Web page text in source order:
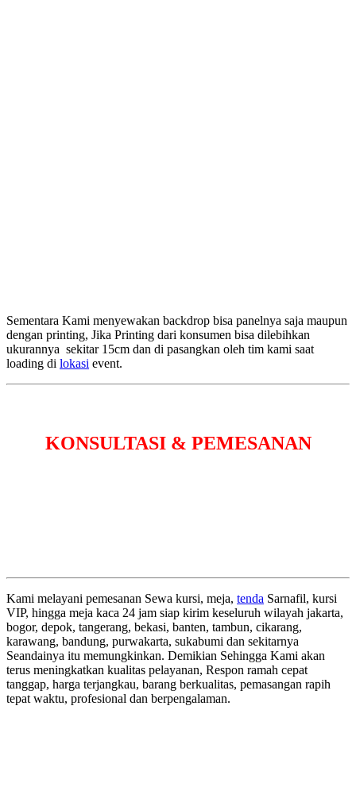
Sementara Kami menyewakan backdrop bisa panelnya saja maupun
dengan printing, Jika Printing dari konsumen bisa dilebihkan
ukurannya sekitar 15cm dan di pasangkan oleh tim kami saat
loading di lokasi event.
KONSULTASI & PEMESANAN
Kami melayani pemesanan Sewa kursi, meja, tenda Sarnafil, kursi
VIP, hingga meja kaca 24 jam siap kirim keseluruh wilayah jakarta,
bogor, depok, tangerang, bekasi, banten, tambun, cikarang,
karawang, bandung, purwakarta, sukabumi dan sekitarnya
Seandainya itu memungkinkan. Demikian Sehingga Kami akan
terus meningkatkan kualitas pelayanan, Respon ramah cepat
tanggap, harga terjangkau, barang berkualitas, pemasangan rapih
tepat waktu, profesional dan berpengalaman.